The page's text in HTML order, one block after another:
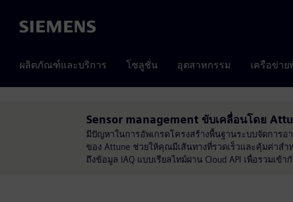
Siemens
ผลิตภัณฑ์และบริการ โซลูชั่น อุตสาหกรรม เครือข่า
Sensor management ขับเคลื่อนโดย
มีปัญหาในการอัพเกรดโครงสร้างพื้นฐานระบบจัดการ
ของ Attune ช่วยให้คุณมีเส้นทางที่รวดเร็วและคุ้มค่าสำ
ถึงข้อมูล IAQ แบบเรียลไทม์ผ่าน Cloud API เพื่อรวมเข้า